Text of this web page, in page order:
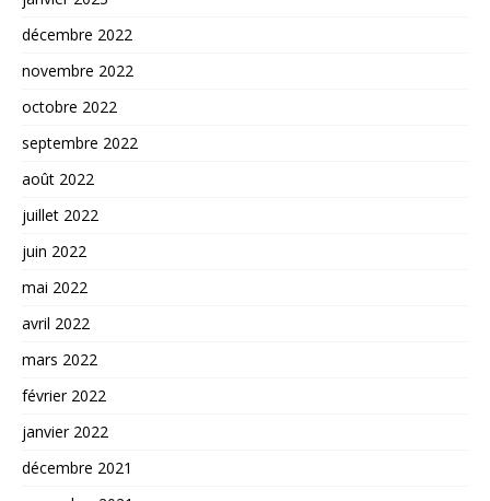
décembre 2022
novembre 2022
octobre 2022
septembre 2022
août 2022
juillet 2022
juin 2022
mai 2022
avril 2022
mars 2022
février 2022
janvier 2022
décembre 2021